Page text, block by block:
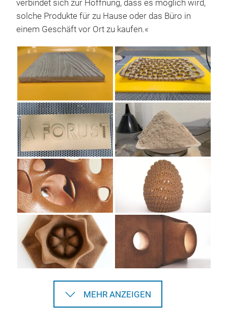
verbindet sich zur Hoffnung, dass es möglich wird,
solche Produkte für zu Hause oder das Büro in
einem Geschäft vor Ort zu kaufen.«
MEHR ANZEIGEN